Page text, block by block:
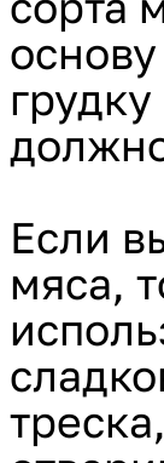
Если
мяса,